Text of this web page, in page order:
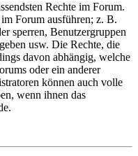
Rechte im Forum.
Forum ausführen; z. B.
sperren, Benutzergruppen
usw. Die Rechte, die
davon abhängig, welche
oder ein anderer
können auch volle
wenn ihnen das